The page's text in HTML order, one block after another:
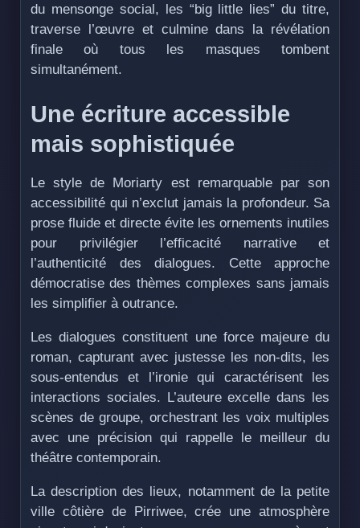
du mensonge social, les “big little lies” du titre,
traverse l’œuvre et culmine dans la révélation
finale où tous les masques tombent
simultanément.
Une écriture accessible
mais sophistiquée
Le style de Moriarty est remarquable par son
accessibilité qui n’exclut jamais la profondeur. Sa
prose fluide et directe évite les ornements inutiles
pour privilégier l’efficacité narrative et
l’authenticité des dialogues. Cette approche
démocratise des thèmes complexes sans jamais
les simplifier à outrance.
Les dialogues constituent une force majeure du
roman, capturant avec justesse les non-dits, les
sous-entendus et l’ironie qui caractérisent les
interactions sociales. L’auteure excelle dans les
scènes de groupe, orchestrant les voix multiples
avec une précision qui rappelle le meilleur du
théâtre contemporain.
La description des lieux, notamment de la petite
ville côtière de Pirriwee, crée une atmosphère